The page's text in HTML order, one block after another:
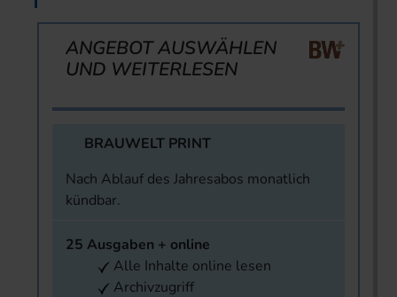
ANGEBOT AUSWÄHLEN
UND WEITERLESEN
BRAUWELT PRINT
Nach Ablauf des Jahresabos monatlich
kündbar.
25 Ausgaben + online
Alle Inhalte online lesen
Archivzugriff